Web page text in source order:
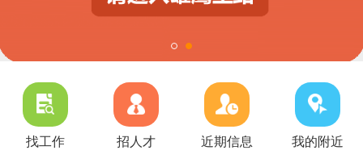
找工作 招人才 近期信息 我的附近